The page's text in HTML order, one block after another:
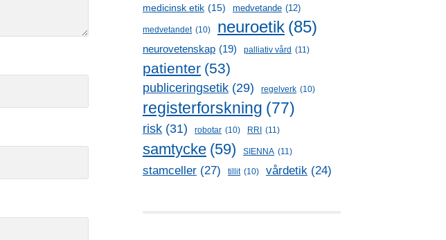
medicinsk etik (15) medvetande (12)
medvetandet (10) neuroetik (85)
neurovetenskap (19) palliativ vård (11)
patienter (53)
publiceringsetik (29) regelverk (10)
registerforskning (77)
risk (31) robotar (10) RRI (11)
samtycke (59) SIENNA (11)
stamceller (27) tillit (10) vårdetik (24)